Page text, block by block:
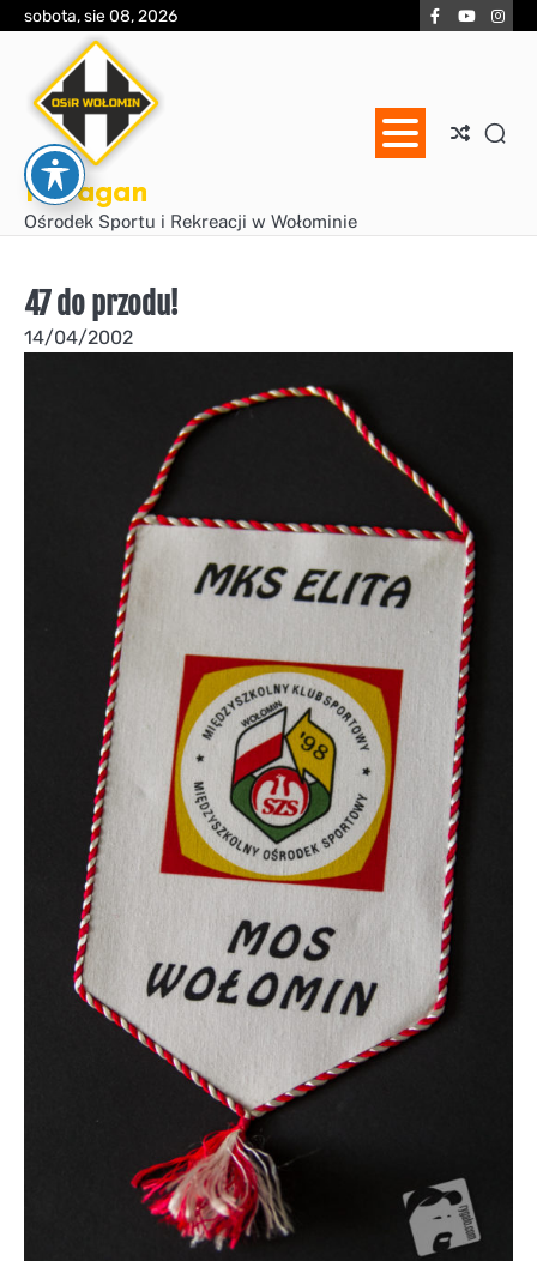
Skip
content
sobota, sie 08, 2026 Facebook
YouTube
Huragan
Ośrodek Sportu i Rekreacji w Wołominie
47 do przodu!
14/04/2002